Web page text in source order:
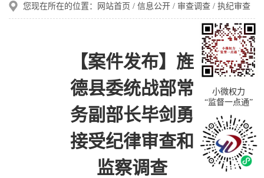
您现在所在的位置： 网站首页 / 信息公开 / 审查调查 / 执纪审查
【案件发布】旌
德县委统战部常
务副部长毕剑勇
接受纪律审查和
监察调查
小微权力
“监督一点通”